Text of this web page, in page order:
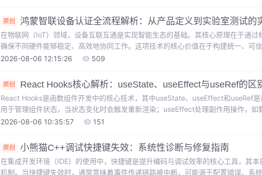
安装等常见问题，并涵盖代码生成选项优化等实践技巧，帮助读者建立高效的开发
原创 鸿蒙智联设备认证全流程解析：从产品定义到实验室测试的
在物联网（IoT）领域，设备互联互通是实现智能生态的基础。其核心原理在于通过
确保不同硬件能够稳定、高效地协同工作。这项技术的核心价值在于构建统一、可
戴设备等场景实现无缝连接的关键。设备认证作为生态准入机制，正是为了验证产
要。本文将围绕**设备认证**与**开发调试**两大热词，系统阐述从硬件方案选型
2026-08-06 12:15:26 509
原创 React Hooks核心解析：useState、useEffect与useRef的区
React Hooks是函数组件开发中的核心技术，其中useState、useEffect和useRef
用于管理组件状态，当状态变化时会触发重新渲染；useEffect处理副作用操作，如
则提供了一种持久化存储可变值的方式，且不会触发渲染。理解这三者的区别对于
深入解析这三个核心Hook的设计原理、使用
2026-08-06 10:35:57 151
原创 小熊猫C++调试快捷键失效：系统性诊断与修复指南
在集成开发环境（IDE）的使用中，快捷键是提升编码与调试效率的核心工具，其
机制。当快捷键失效时，通常意味着事件传递链路被中断，可能源于配置错误、系